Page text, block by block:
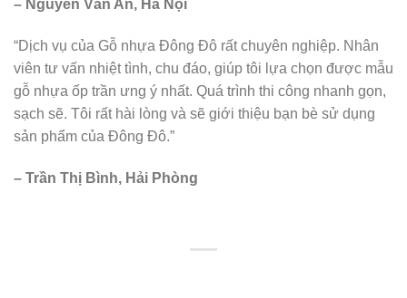
– Nguyễn Văn An, Hà Nội
“Dịch vụ của Gỗ nhựa Đông Đô rất chuyên nghiệp. Nhân
viên tư vấn nhiệt tình, chu đáo, giúp tôi lựa chọn được mẫu
gỗ nhựa ốp trần ưng ý nhất. Quá trình thi công nhanh gọn,
sạch sẽ. Tôi rất hài lòng và sẽ giới thiệu bạn bè sử dụng
sản phẩm của Đông Đô.”
– Trần Thị Bình, Hải Phòng